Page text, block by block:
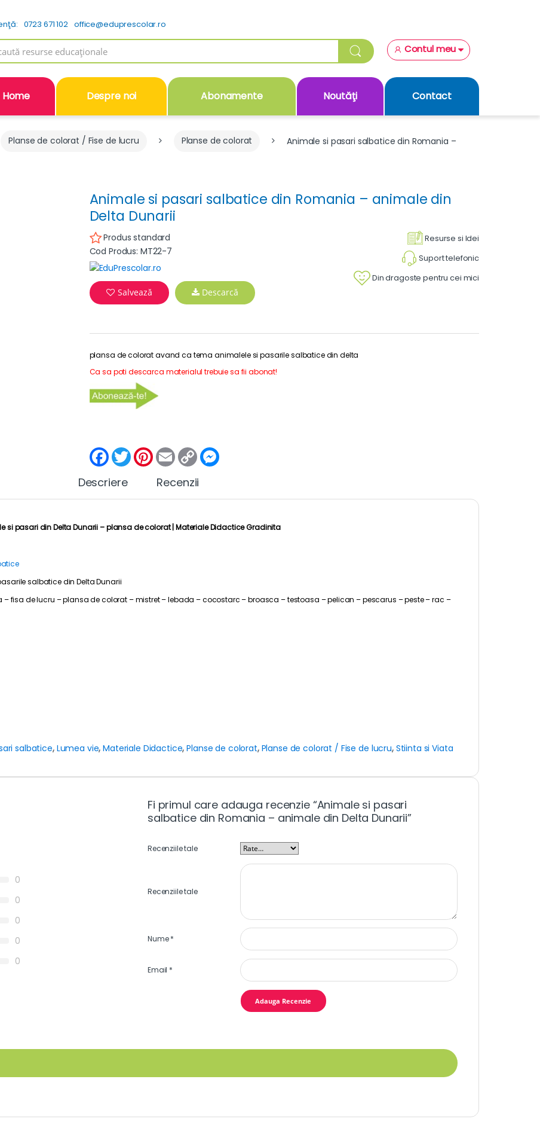
0723 671 102 office@eduprescolar.ro
Contul meu
Home Despre noi Abonamente Noutăţi Contact
Planse de colorat / Fise de lucru Planse de colorat
Animale si pasari salbatice din Romania –
Animale si pasari salbatice din Romania – animale din
Delta Dunarii
Resurse si Idei
Suport telefonic
Din dragoste pentru cei mici
Produs standard
Cod Produs: MT22-7
Salvează Descarcă
plansa de colorat avand ca tema animalele si pasarile salbatice din delta
Ca sa poti descarca materialul trebuie sa fii abonat!
F
a
e
o
T
w
e
P
i
r
t
E
m
i
C
o
y
i
M
e
n
r
Descriere Recenzii
pasari din Delta Dunarii – plansa de colorat | Materiale Didactice Gradinita
salbatice din Delta Dunarii
fisa de lucru – plansa de colorat – mistret – lebada – cocostarc – broasca – testoasa – pelican – pescarus – peste – rac –
salbatice, Lumea vie,Materiale Didactice,Planse de colorat, Planse de colorat / Fise de lucru, Stiinta si Viata
0
0
0
0
0
Fi primul care adauga recenzie “Animale si pasari
salbatice din Romania – animale din Delta Dunarii”
Recenziile tale
Recenziile tale
Nume*
Email *